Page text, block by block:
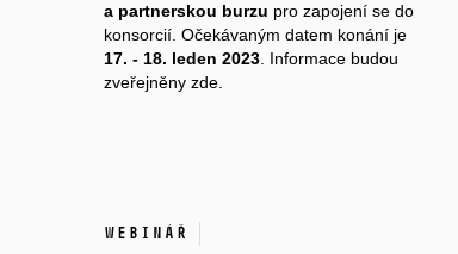
a partnerskou burzu pro zapojení se do
konsorcií. Očekávaným datem konání je
17. - 18. leden 2023 . Informace budou
zveřejněny zde
Webinář